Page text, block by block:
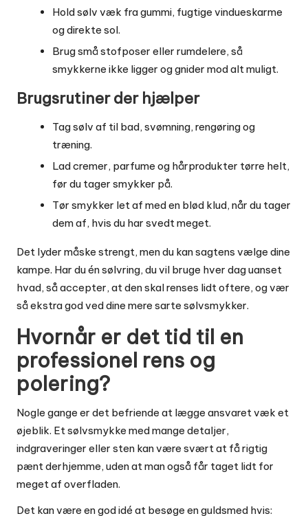
Hold sølv væk fra gummi, fugtige vindueskarme
og direkte sol.
Brug små stofposer eller rumdelere, så
smykkerne ikke ligger og gnider mod alt muligt.
Brugsrutiner der hjælper
Tag sølv af til bad, svømning, rengøring og
træning.
Lad cremer, parfume og hårprodukter tørre helt,
før du tager smykker på.
Tør smykker let af med en blød klud, når du tager
dem af, hvis du har svedt meget.
Det lyder måske strengt, men du kan sagtens vælge dine
kampe. Har du én sølvring, du vil bruge hver dag uanset
hvad, så accepter, at den skal renses lidt oftere, og vær
så ekstra god ved dine mere sarte sølvsmykker.
Hvornår er det tid til en
professionel rens og
polering?
Nogle gange er det befriende at lægge ansvaret væk et
øjeblik. Et sølvsmykke med mange detaljer,
indgraveringer eller sten kan være svært at få rigtig
pænt derhjemme, uden at man også får taget lidt for
meget af overfladen.
Det kan være en god idé at besøge en guldsmed hvis: